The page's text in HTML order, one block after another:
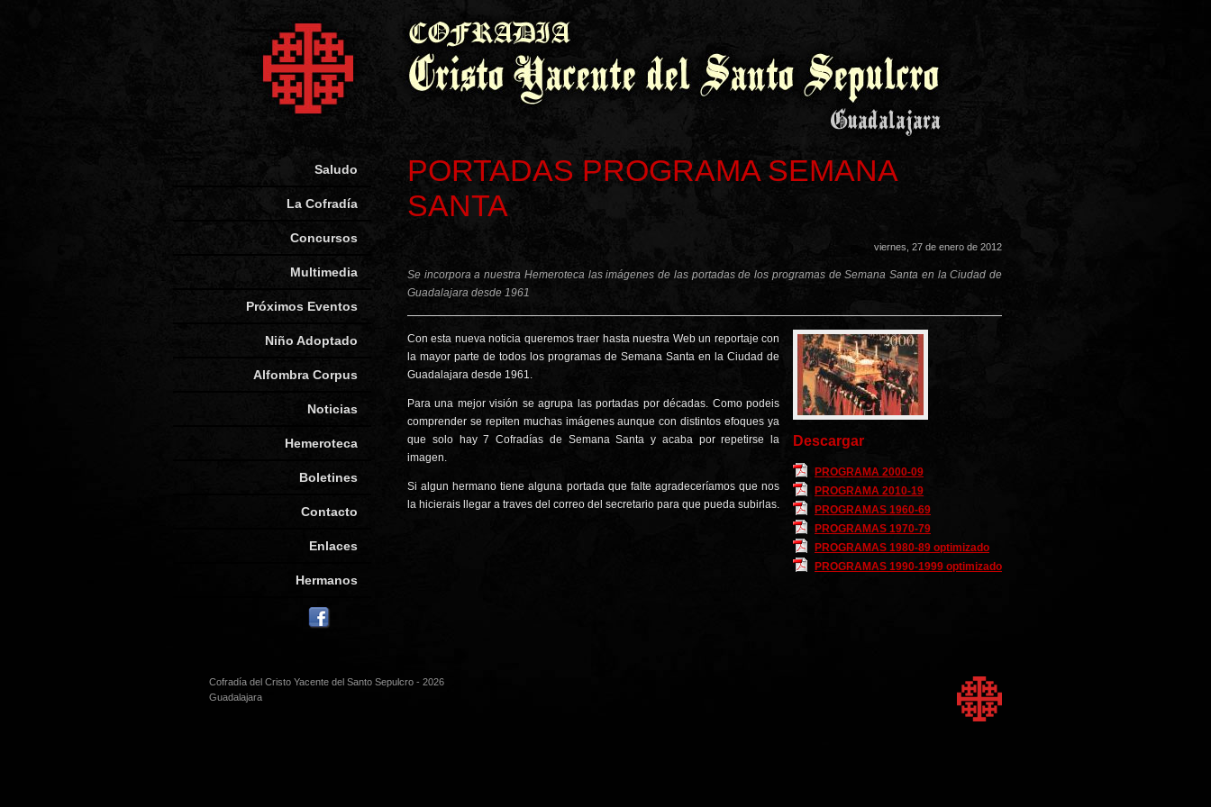
PORTADAS PROGRAMA SEMANA
SANTA
viernes, 27 de enero de 2012
Se incorpora a nuestra Hemeroteca las imágenes de las portadas de los programas de Semana Santa en la Ciudad de
Guadalajara desde 1961
Descargar
PROGRAMA 2000-09
PROGRAMA 2010-19
PROGRAMAS 1960-69
PROGRAMAS 1970-79
PROGRAMAS 1980-89 optimizado
PROGRAMAS 1990-1999 optimizado
Con esta nueva noticia queremos traer hasta nuestra Web un reportaje con
la mayor parte de todos los programas de Semana Santa en la Ciudad de
Guadalajara desde 1961.
Para una mejor visión se agrupa las portadas por décadas. Como podeis
comprender se repiten muchas imágenes aunque con distintos efoques ya
que solo hay 7 Cofradías de Semana Santa y acaba por repetirse la
imagen.
Si algun hermano tiene alguna portada que falte agradeceríamos que nos
la hicierais llegar a traves del correo del secretario para que pueda subirlas.
Saludo
La Cofradía
Concursos
Multimedia
Próximos Eventos
Niño Adoptado
Alfombra Corpus
Noticias
Hemeroteca
Boletines
Contacto
Enlaces
Hermanos
Cofradía del Cristo Yacente del Santo Sepulcro - 2026
Guadalajara